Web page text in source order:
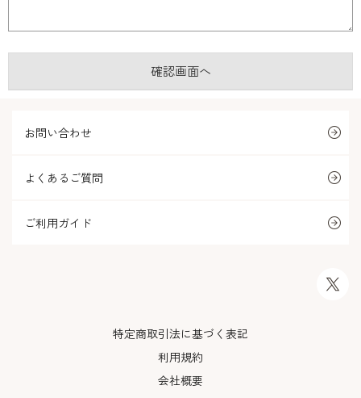
お問い合わせ
よくあるご質問
ご利用ガイド
特定商取引法に基づく表記
利用規約
会社概要